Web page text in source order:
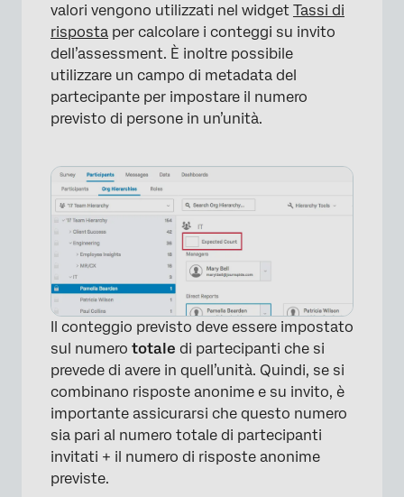
×
valori vengono utilizzati nel widget Tassi di
risposta per calcolare i conteggi su invito
dell’assessment. È inoltre possibile
utilizzare un campo di metadata del
partecipante per impostare il numero
previsto di persone in un’unità.
Il conteggio previsto deve essere impostato
sul numero totale di partecipanti che si
prevede di avere in quell’unità. Quindi, se si
combinano risposte anonime e su invito, è
importante assicurarsi che questo numero
sia pari al numero totale di partecipanti
invitati + il numero di risposte anonime
previste.